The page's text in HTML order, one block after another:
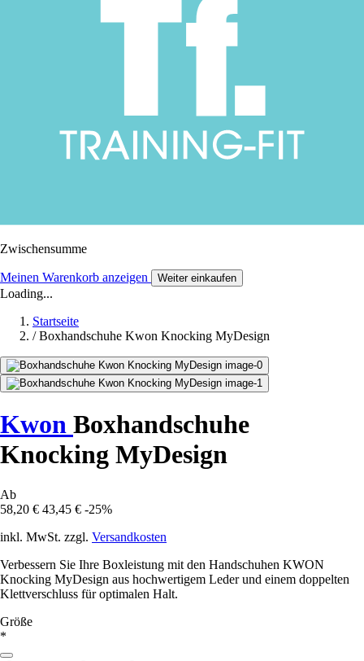
Zwischensumme
Meinen Warenkorb anzeigen Weiter einkaufen
Loading...
Startseite
/ Boxhandschuhe Kwon Knocking MyDesign
Kwon Boxhandschuhe
Knocking MyDesign
Ab
58,20 € 43,45 € -25%
inkl. MwSt. zzgl. Versandkosten
Verbessern Sie Ihre Boxleistung mit den Handschuhen KWON
Knocking MyDesign aus hochwertigem Leder und einem doppelten
Klettverschluss für optimalen Halt.
Größe
*